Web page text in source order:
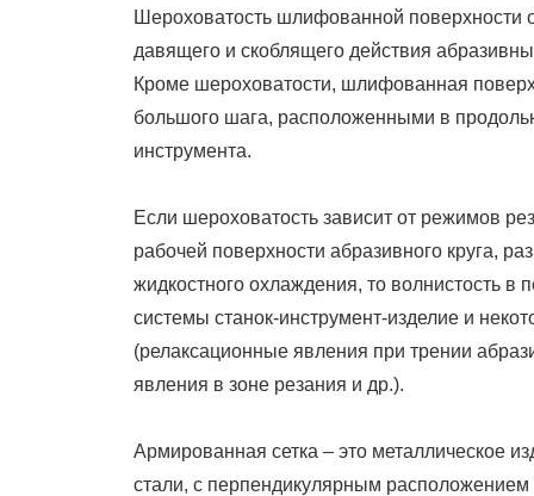
Шероховатость шлифованной поверхности
давящего и скоблящего действия
Кроме шероховатости, шлифованная
большого шага, расположенными в
инструмента.
Если шероховатость зависит от режимов
рабочей поверхности абразивного круга,
жидкостного охлаждения, то волнистость в
системы станок-инструмент-изделие и
(релаксационные явления при трении
явления в зоне резания и др.).
Армированная сетка – это металлическое
стали, с перпендикулярным расположением